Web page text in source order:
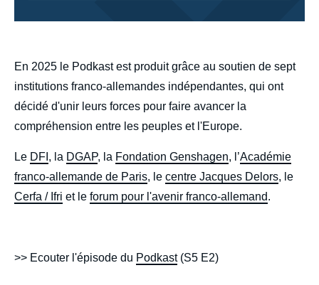
body
En 2025 le Podkast est produit grâce au soutien de sept
institutions franco-allemandes indépendantes, qui ont
décidé d'unir leurs forces pour faire avancer la
compréhension entre les peuples et l'Europe.
Le DFI , la DGAP, la Fondation Genshagen, l’Académie
franco-allemande de Paris, le centre Jacques Delors, le
Cerfa / Ifri et le forum pour l'avenir franco-allemand.
>> Ecouter l'épisode du Podkast(S5 E2)